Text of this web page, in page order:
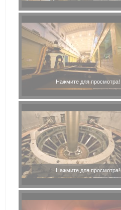
Нажмите для просмотра!
Нажмите для просмотра!